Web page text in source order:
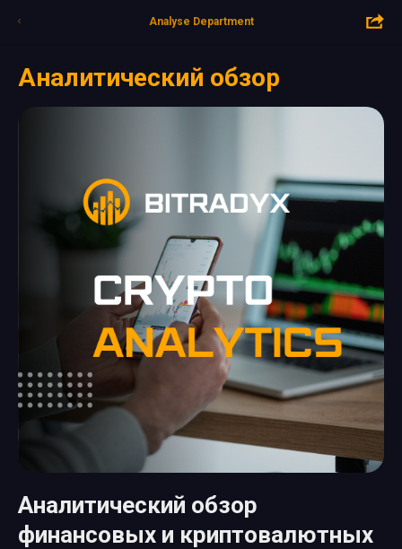
Analyse Department
Аналитический обзор
Аналитический обзор
финансовых и криптовалютных